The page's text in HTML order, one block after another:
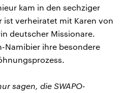
kam in den sechziger
ist verheiratet mit Karen von
deutscher Missionare.
Namibier ihre besondere
sagen, die SWAPO-